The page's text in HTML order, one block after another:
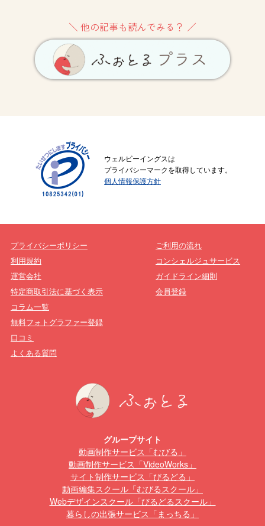
＼ 他の記事も読んでみる？ ／
ウェルビーイングスは
プライバシーマークを取得しています。
個人情報保護方針
プライバシーポリシー
利用規約
運営会社
特定商取引法に基づく表示
ご利用の流れ
コンシェルジュサービス
ガイドライン細則
会員登録
コラム一覧
無料フォトグラファー登録
口コミ
よくある質問
グループサイト
動画制作サービス「むびる」
動画制作サービス「VideoWorks」
サイト制作サービス「びるどる」
動画編集スクール「むびるスクール」
Webデザインスクール「びるどるスクール」
暮らしの出張サービス「まっちる」